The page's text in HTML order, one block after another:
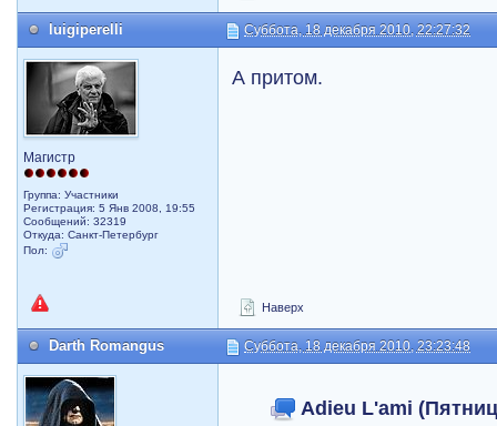
luigiperelli Суббота, 18 декабря 2010, 22:27:32
Магистр
Группа: Участники
Регистрация: 5 Янв 2008, 19:55
Сообщений: 32319
Откуда: Санкт-Петербург
Пол:
А притом.
Наверх
Darth Romangus Суббота, 18 декабря 2010, 23:23:48
Adieu L'ami